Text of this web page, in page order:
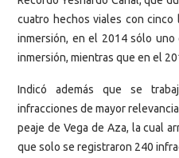
cuatro hechos viales con
inmersión, en el 2014 sólo
inmersión, mientras que en el
Indicó además que se
infracciones de mayor
peaje de Vega de Aza, la cual
que solo se registraron 240